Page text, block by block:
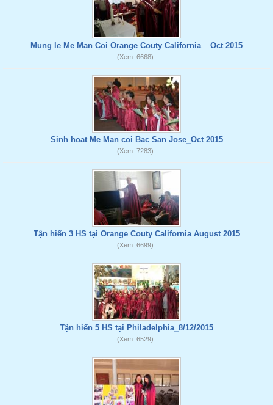
Mung le Me Man Coi Orange Couty California _ Oct 2015
(Xem: 6668)
Sinh hoat Me Man coi Bac San Jose_Oct 2015
(Xem: 7283)
Tận hiến 3 HS tại Orange Couty California August 2015
(Xem: 6699)
Tận hiến 5 HS tại Philadelphia_8/12/2015
(Xem: 6529)